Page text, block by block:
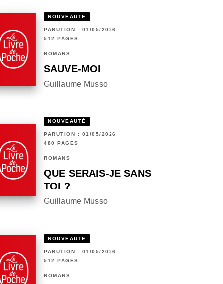
NOUVEAUTÉ
PARUTION : 01/05/2026
512 PAGES
ROMANS
SAUVE-MOI
Guillaume Musso
NOUVEAUTÉ
PARUTION : 01/05/2026
480 PAGES
ROMANS
QUE SERAIS-JE SANS
TOI ?
Guillaume Musso
NOUVEAUTÉ
PARUTION : 01/05/2026
512 PAGES
ROMANS